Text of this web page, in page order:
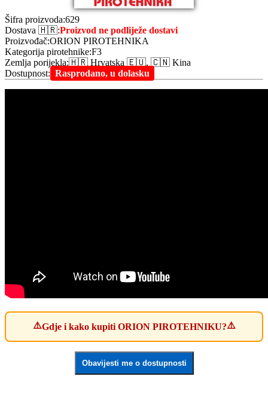
Šifra proizvoda:629
Dostava 🇭🇷:Proizvod ne podliježe dostavi
Proizvođač:ORION PIROTEHNIKA
Kategorija pirotehnike:F3
Zemlja porijekla:🇭🇷 Hrvatska 🇪🇺, 🇨🇳 Kina
Dostupnost: Rasprodano, u dolasku
⚠️Gdje i kako kupiti ORION PIROTEHNIKU?⚠️
Obavijesti me o dostupnosti